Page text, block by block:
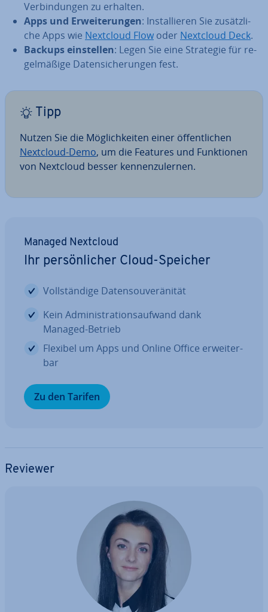
Ver­bin­dun­gen zu erhalten.
Apps und Er­wei­te­run­gen: In­stal­lie­ren Sie zu­sätz­li­
che Apps wie Nextcloud Flow oder Nextcloud Deck.
Backups ein­stel­len: Legen Sie eine Strategie für re­
gel­mä­ßi­ge Da­ten­si­che­run­gen fest.
Tipp
Nutzen Sie die Mög­lich­kei­ten einer öf­fent­li­chen
Nextcloud-Demo, um die Features und Funk­tio­nen
von Nextcloud besser ken­nen­zu­ler­nen.
Managed Nextcloud
Ihr per­sön­li­cher Cloud-Speicher
Voll­stän­di­ge Da­ten­sou­ve­rä­ni­tät
Kein Ad­mi­nis­tra­ti­ons­auf­wand dank
Managed-Betrieb
Flexibel um Apps und Online Office er­wei­ter­
bar
Zu den Tarifen
Reviewer